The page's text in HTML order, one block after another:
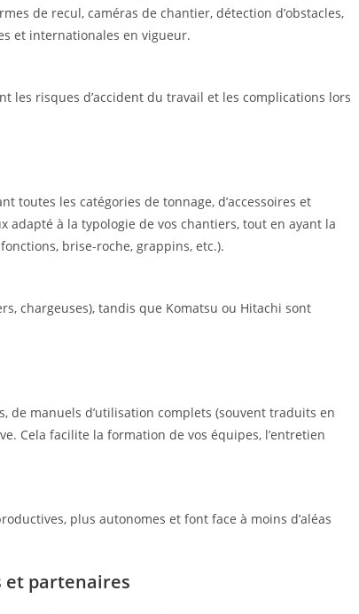
de recul, caméras de chantier, détection d’obstacles,
et internationales en vigueur.
les risques d’accident du travail et les complications lors
toutes les catégories de tonnage, d’accessoires et
adapté à la typologie de vos chantiers, tout en ayant la
brise-roche, grappins, etc.).
chargeuses), tandis que Komatsu ou Hitachi sont
de manuels d’utilisation complets (souvent traduits en
Cela facilite la formation de vos équipes, l’entretien
plus autonomes et font face à moins d’aléas
et partenaires